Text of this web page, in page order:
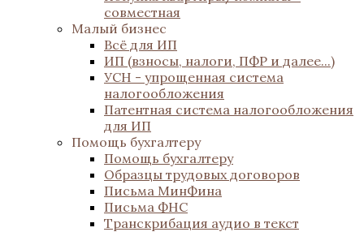
совместная
Малый бизнес
Всё для ИП
ИП (взносы, налоги, ПФР и далее...)
УСН - упрощенная система
налогообложения
Патентная система налогообложения
для ИП
Помощь бухгалтеру
Помощь бухгалтеру
Образцы трудовых договоров
Письма МинФина
Письма ФНС
Транскрибация аудио в текст